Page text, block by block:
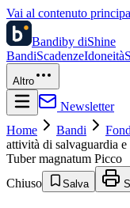
Vai al contenuto
Bandiby diShine
BandiScadenzeIdoneità
Altro
Newsletter
Home
Bandi
attività di salvaguardia
Tuber magnatum Picco
Chiuso
Salva